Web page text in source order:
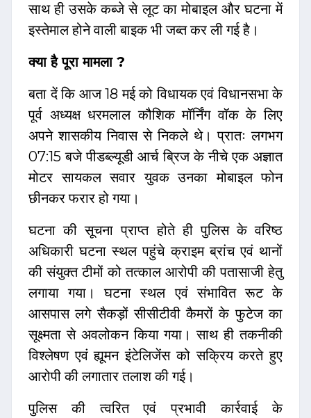
साथ ही उसके कब्जे से लूट का मोबाइल और घटना में
इस्तेमाल होने वाली बाइक भी जब्त कर ली गई है।
क्या है पूरा मामला ?
बता दें कि आज 18 मई को विधायक एवं विधानसभा के
पूर्व अध्यक्ष धरमलाल कौशिक मॉर्निंग वॉक के लिए
अपने शासकीय निवास से निकले थे। प्रातः लगभग
07:15 बजे पीडब्ल्यूडी आर्च ब्रिज के नीचे एक अज्ञात
मोटर सायकल सवार युवक उनका मोबाइल फोन
छीनकर फरार हो गया।
घटना की सूचना प्राप्त होते ही पुलिस के वरिष्ठ
अधिकारी घटना स्थल पहुंचे क्राइम ब्रांच एवं थानों
की संयुक्त टीमों को तत्काल आरोपी की पतासाजी हेतु
लगाया गया। घटना स्थल एवं संभावित रूट के
आसपास लगे सैकड़ों सीसीटीवी कैमरों के फुटेज का
सूक्ष्मता से अवलोकन किया गया। साथ ही तकनीकी
विश्लेषण एवं ह्यूमन इंटेलिजेंस को सक्रिय करते हुए
आरोपी की लगातार तलाश की गई।
पुलिस की त्वरित एवं प्रभावी कार्रवाई के